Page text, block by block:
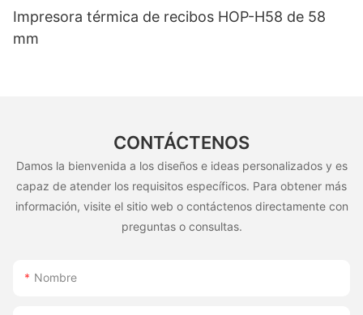
Impresora térmica de recibos HOP-H58 de 58
mm
CONTÁCTENOS
Damos la bienvenida a los diseños e ideas personalizados y es
capaz de atender los requisitos específicos. Para obtener más
información, visite el sitio web o contáctenos directamente con
preguntas o consultas.
Nombre